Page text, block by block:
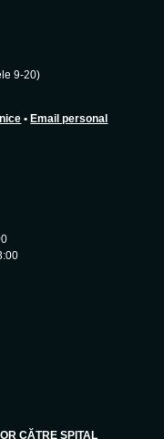
9-20)
•Email personal
CĂTRE SPITAL